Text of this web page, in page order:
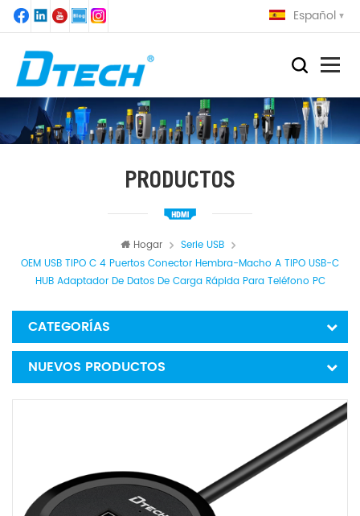
Español
PRODUCTOS
Hogar
Serie USB
OEM USB TIPO C 4 Puertos Conector Hembra-Macho A TIPO USB-C
HUB Adaptador De Datos De Carga Rápida Para Teléfono PC
CATEGORÍAS
NUEVOS PRODUCTOS